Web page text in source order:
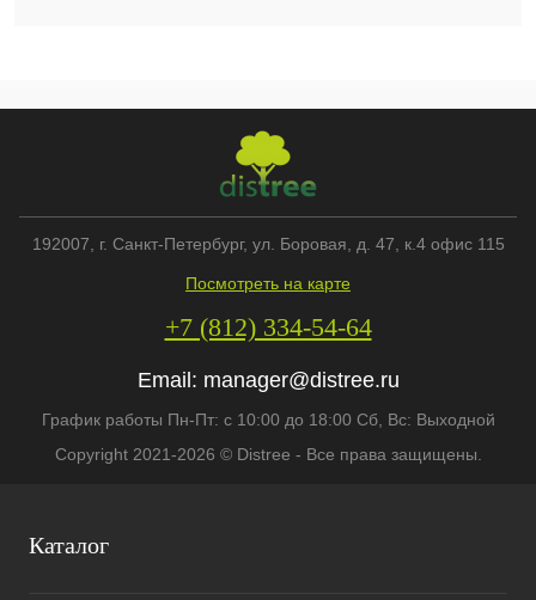
Каталог
192007 , г. Санкт-Петербург, ул. Боровая, д. 47, к.4 офис 115
Посмотреть на карте
+7 (812) 334-54-64
Email: manager@distree.ru
График работы Пн-Пт: с 10:00 до 18:00 Сб, Вс: Выходной
Copyright 2021-2026 © Distree - Все права защищены.